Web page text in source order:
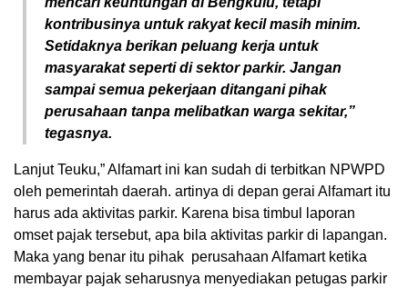
kontribusinya untuk rakyat kecil masih minim.
Setidaknya berikan peluang kerja untuk
masyarakat seperti di sektor parkir. Jangan
sampai semua pekerjaan ditangani pihak
perusahaan tanpa melibatkan warga sekitar,”
tegasnya.
Lanjut Teuku,” Alfamart ini kan sudah di terbitkan NPWPD
oleh pemerintah daerah. artinya di depan gerai Alfamart itu
harus ada aktivitas parkir. Karena bisa timbul laporan
omset pajak tersebut, apa bila aktivitas parkir di lapangan.
Maka yang benar itu pihak perusahaan Alfamart ketika
membayar pajak seharusnya menyediakan petugas parkir